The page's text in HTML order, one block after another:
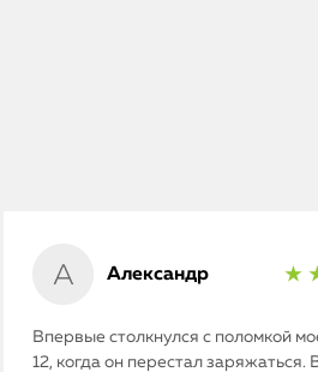
Александр ★
Впервые столкнулся с поломкой
12, когда он перестал заряжаться.